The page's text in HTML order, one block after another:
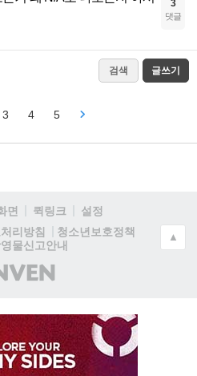
3
댓글
검색 글쓰기
3 4 5
면 퀵링크
설정
리방침
청소년보호정책
물신고안내
(주)
인
▲